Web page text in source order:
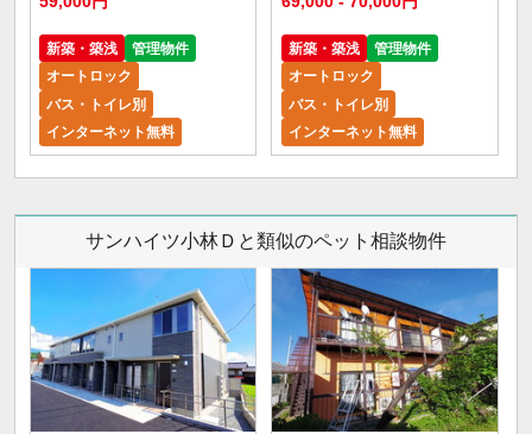
新築・築浅
管理物件
オートロック
バス・トイレ別
インターネット無料
新築・築浅
管理物件
オートロック
バス・トイレ別
インターネット無料
サンハイツ小林Ｄと類似のペット相談物件